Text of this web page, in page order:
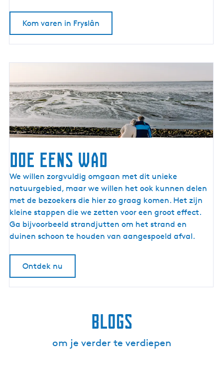
c
v
a
r
e
n
Kom varen in Fryslân
Doe eens wad
D
o
e
e
e
n
We willen zorgvuldig omgaan met dit unieke
natuurgebied, maar we willen het ook kunnen delen
met de bezoekers die hier zo graag komen. Het zijn
kleine stappen die we zetten voor een groot effect.
Ga bijvoorbeeld strandjutten om het strand en
duinen schoon te houden van aangespoeld afval.
Ontdek nu
Blogs
om je verder te verdiepen